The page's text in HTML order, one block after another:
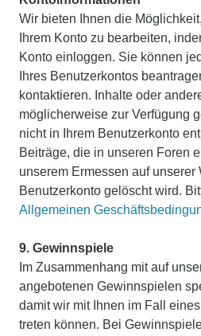
Wir bieten Ihnen die
Ihrem Konto zu bearbeiten,
Konto einloggen. Sie können
Ihres Benutzerkontos
kontaktieren. Inhalte oder
möglicherweise zur Verfügung
nicht in Ihrem Benutzerkonto
Beiträge, die in unseren Foren
unserem Ermessen auf
Benutzerkonto gelöscht wird.
Allgemeinen
9. Gewinnspiele
Im Zusammenhang mit auf
angebotenen Gewinnspielen
damit wir mit Ihnen im Fall
treten können. Bei